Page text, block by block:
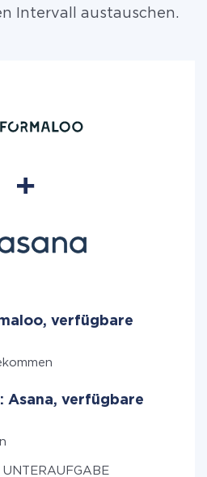
Intervall austauschen.
verfügbare
Asana, verfügbare